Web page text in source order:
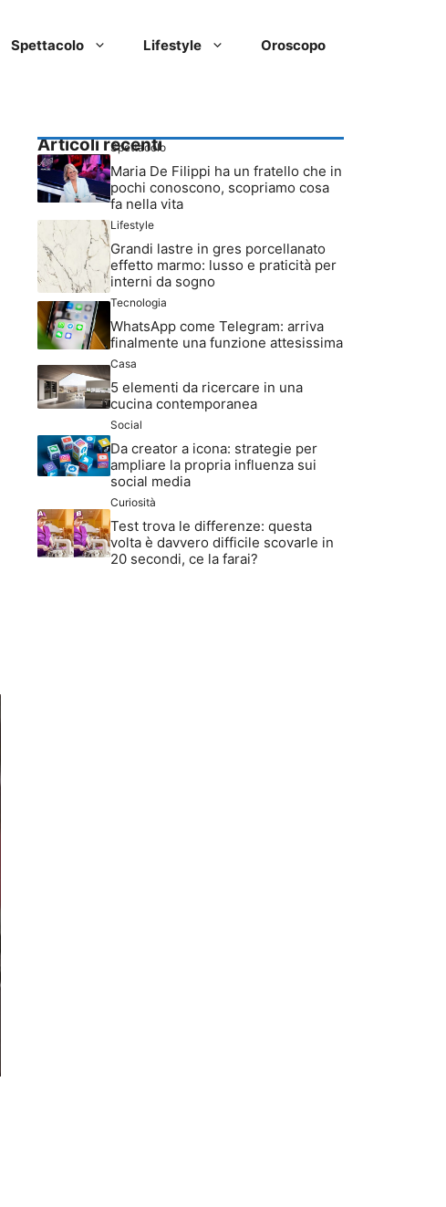
Spettacolo Lifestyle Oroscopo
Articoli recenti
Spettacolo
Maria De Filippi ha un fratello che in
pochi conoscono, scopriamo cosa
fa nella vita
Lifestyle
Grandi lastre in gres porcellanato
effetto marmo: lusso e praticità per
interni da sogno
Tecnologia
WhatsApp come Telegram: arriva
finalmente una funzione attesissima
Casa
5 elementi da ricercare in una
cucina contemporanea
Social
Da creator a icona: strategie per
ampliare la propria influenza sui
social media
Curiosità
Test trova le differenze: questa
volta è davvero difficile scovarle in
20 secondi, ce la farai?